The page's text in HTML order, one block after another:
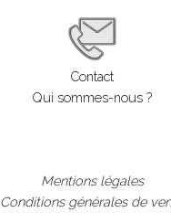
Contact
Qui sommes-nous ?
Mentions légales
Conditions générales de